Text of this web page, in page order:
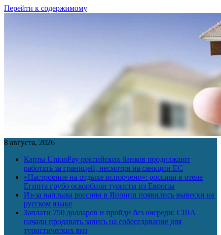
Перейти к содержимому
8 августа, 2026
Карты UnionPay российских банков продолжают
работать за границей, несмотря на санкции ЕС
«Настроение на отдыхе испорчено»: россиян в отеле
Египта грубо оскорбили туристы из Европы
Из-за наплыва россиян в Японии появились вывески на
русском языке
Заплати 750 долларов и пройди без очереди: США
начали продавать запись на собеседование для
туристических виз